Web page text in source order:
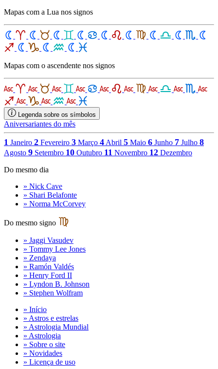
Mapas com a Lua nos signos
Mapas com o ascendente nos signos
Legenda sobre os símbolos
Aniversariantes do mês
1 Janeiro 2 Fevereiro 3 Março 4 Abril 5 Maio 6 Junho 7 Julho 8
Agosto 9 Setembro 10 Outubro 11 Novembro 12 Dezembro
Do mesmo dia
» Nick Cave
» Shari Belafonte
» Norma McCorvey
Do mesmo signo
» Jaggi Vasudev
» Tommy Lee Jones
» Zendaya
» Ramón Valdés
» Henry Ford II
» Lyndon B. Johnson
» Stephen Wolfram
» Início
» Astros e estrelas
» Astrologia Mundial
» Astrologia
» Sobre o site
» Novidades
» Licença de uso